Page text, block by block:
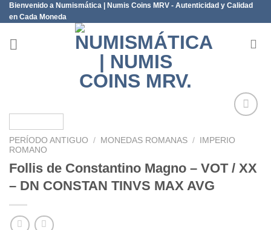
Saltar
al
contenido
Bienvenido a Numismática | Numis Coins MRV - Autenticidad y Calidad
en Cada Moneda
lista de
PERÍODO ANTIGUO / MONEDAS ROMANAS /
IMPERIO
ROMANO
Follis de Constantino Magno – VOT / XX
– DN CONSTAN TINVS MAX AVG